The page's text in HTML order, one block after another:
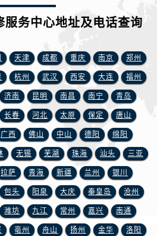
安徽省淮北市相山区淮海路浪琴售后服务中心（需提前预约）
安徽省黄山市屯溪区黄山西路浪琴售后服务中心（需提前预约）
安徽省六安市金安区解放中路浪琴售后服务中心（需提前预约）
安徽省马鞍山市雨山区湖南西路浪琴售后服务中心（需提前预约）
安徽省宿州市埇桥区人民中路浪琴售后服务中心（需提前预约）
安徽省铜陵市铜官区石城大道浪琴售后服务中心（需提前预约）
安徽省芜湖市镜湖区中山路步行街浪琴售后服务中心（需提前预约）
安徽省宣城市宣州区叠嶂西路浪琴售后服务中心（需提前预约）
福建省龙岩市新罗区九一南路浪琴售后服务中心（需提前预约）
福建省南平市建阳区人民西路浪琴售后服务中心（需提前预约）
福建省宁德市蕉城区天湖东路浪琴售后服务中心（需提前预约）
福建省莆田市城厢区霞林街道荔华东大道浪琴售后服务中心（需提前预约）
服务中心地址及电话查询
天津 成都 重庆 南京 郑州
杭州 武汉 西安 大连 福州
济南 昆明 南昌 南宁 青岛
长春 河北 太原 保定 唐山
广西 佛山 中山 德阳 绵阳
无锡 芜湖 珠海 汕头 三亚
拉萨 青海 新疆 兰州 银川
包头 阳泉 大庆 秦皇岛 沧州
潍坊 九江 常州 嘉兴 南通
亳州 舟山 扬州 金华 洛阳